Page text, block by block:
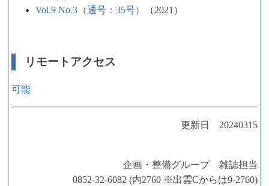
Vol.9 No.3（通号：35号）
（2021）
リモートアクセス
可能
更新日 20240315
企画・整備グループ 雑誌担当
0852-32-6082 (内2760 ※出雲Cからは9-2760)